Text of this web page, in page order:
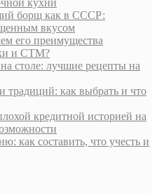
кухни
борщ как в СССР:
вкусом
его преимущества
и СТМ?
столе: лучшие рецепты на
как выбрать и что
кредитной историей на
как составить, что учесть и